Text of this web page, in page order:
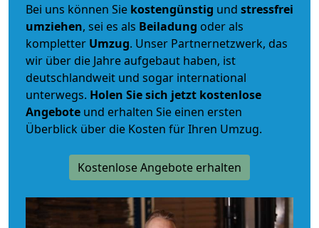
Bei uns können Sie kostengünstig und stressfrei
umziehen, sei es als Beiladung oder als
kompletter Umzug. Unser Partnernetzwerk, das
wir über die Jahre aufgebaut haben, ist
deutschlandweit und sogar international
unterwegs. Holen Sie sich jetzt kostenlose
Angebote und erhalten Sie einen ersten
Überblick über die Kosten für Ihren Umzug.
Kostenlose Angebote erhalten